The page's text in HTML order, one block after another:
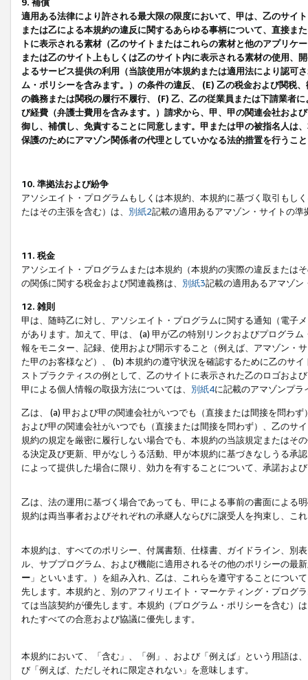
9. 補償
適用ある法律により許される最大限の限度において、甲は、乙のサイ
または乙による本規約の違反に関するあらゆる事柄について、直接ま
トに表示される素材（乙のサイトまたはこれらの素材と他のアプリ
または乙のサイト上もしくは乙のサイト内に表示される素材の使用、
よるサービス提供の利用（当該使用が本規約または適用法により認可
ム・ポリシーを含みます。）の条件の違反、 (E) 乙の税金および関税
の義務または関税の履行不履行、 (F) 乙、乙の従業員または下請業者
び経費（弁護士費用を含みます。）請求から、甲、甲の関連会社およ
御し、補償し、免責することに同意します。甲または甲の被指名人は
保護のためにアマゾン関係者の代理としていかなる法的措置を行うこ
10. 準拠法および紛争
アソシエイト・プログラムもしくは本規約、本規約に基づく取引もし
たはその主張を含む）は、 別紙2記載の適用あるアマゾン・サイトの
11. 税金
アソシエイト・プログラムまたは本規約（本規約の実際の違反または
の関係に関する税金および関連義務は、 別紙3記載の適用あるアマゾン
12. 雑則
甲は、随時乙に対し、アソシエイト・プログラムに関する通知（電子
があります。加えて、甲は、 (a) 甲が乙の特別リンクおよびプログラ
報をモニター、記録、使用および開示すること（例えば、アマゾン・
た甲のお客様など）、 (b) 本規約の遵守状況を確認するために乙のサ
ストプラクティスの例として、乙のサイトに表示された乙のロゴおよ
甲による個人情報の取扱方法については、 別紙4に記載のアマゾンプ
乙は、 (a) 甲および甲の関連会社がいつでも（直接または間接を問わ
および甲の関連会社がいつでも（直接または間接を問わず）、乙のサ
規約の規定を厳密に履行しない場合でも、本規約の当該規定またはそ
る決定及び更新、甲がなしうる活動、甲が本規約に基づきなしうる承
によって提供した場合に限り、効力を有することについて、承諾およ
乙は、法の運用に基づく場合であっても、甲による事前の書面による
規約は両当事者およびそれぞれの承継人ならびに譲受人を拘束し、こ
本規約は、すべてのポリシー、付属書類、仕様書、ガイドライン、別
ル、サブプログラム、および機能に適用されるその他のポリシーの最
ー 」といいます。）を組み入れ、乙は、これらを遵守することにつ
先します。本規約と、別のアフィリエイト・マーケティング・プログ
ては当該契約が優先します。本規約（プログラム・ポリシーを含む）
れたすべての合意および協議に優先します。
本規約において、「含む」、「例」、および「例えば」という用語は
び「例えば、ただしそれに限定されない」を意味します。